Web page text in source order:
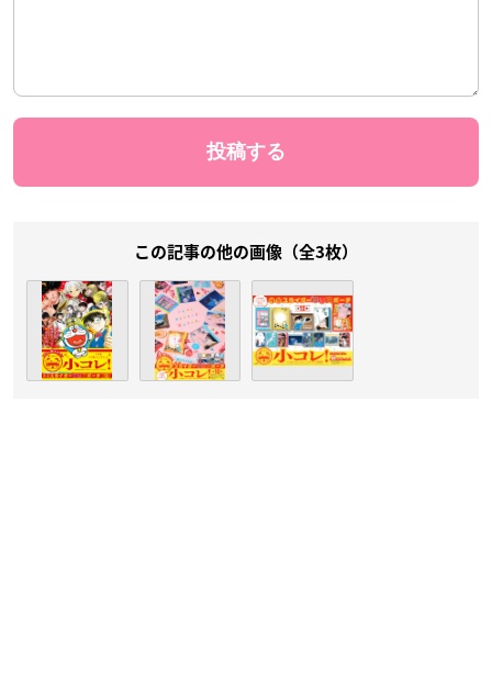
この記事の他の画像（全3枚）